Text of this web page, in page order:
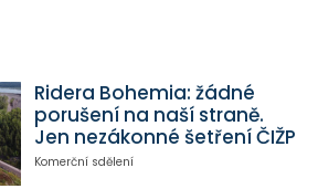
Ridera Bohemia: žádné
porušení na naší straně.
Jen nezákonné šetření ČIŽP
Komerční sdělení